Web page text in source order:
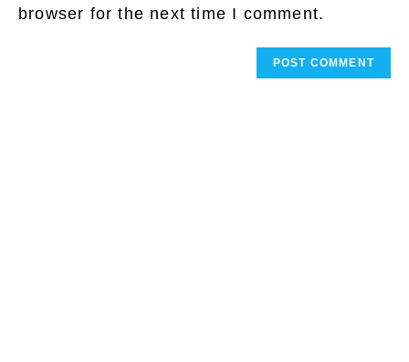
browser for the next time I comment.